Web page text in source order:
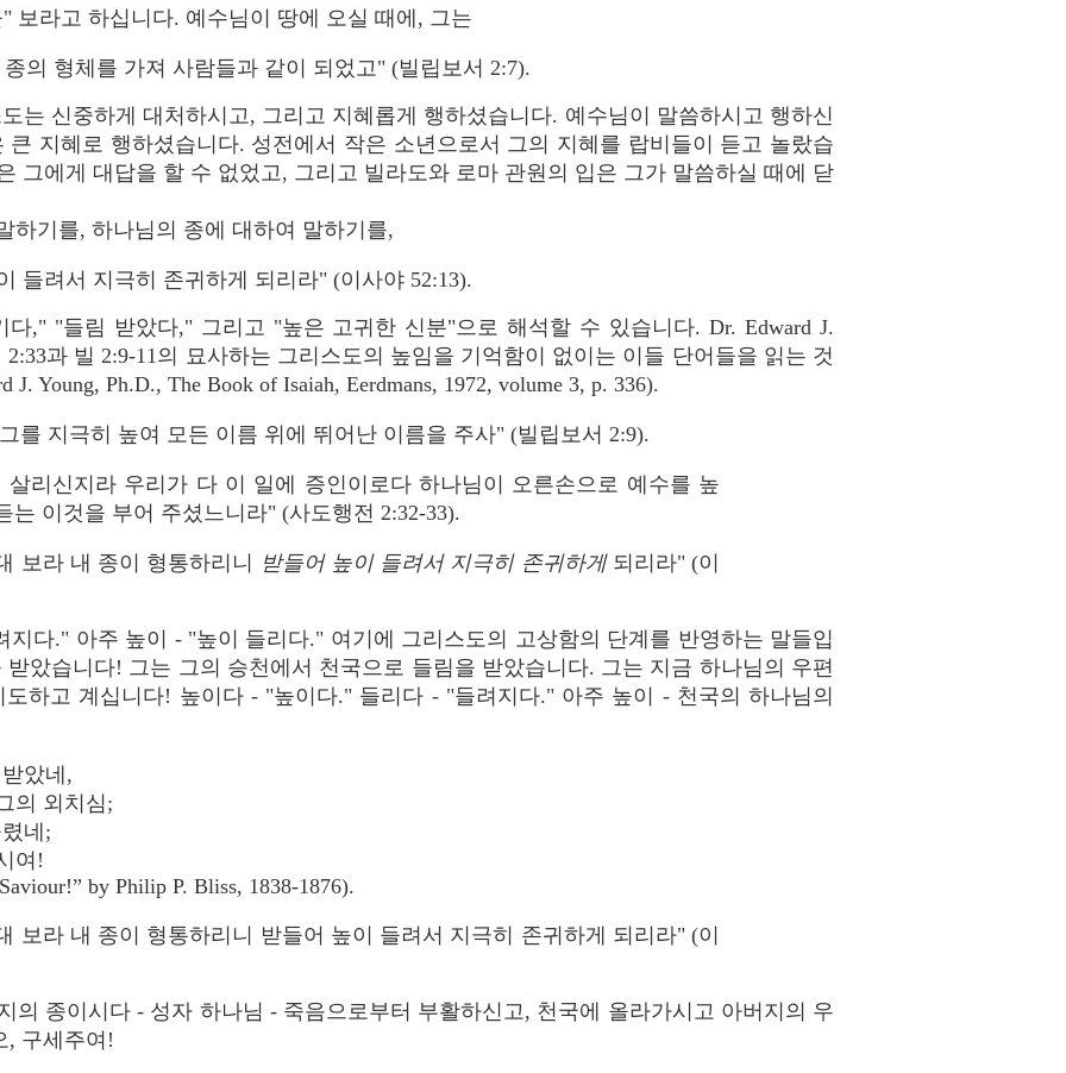
보라고 하십니다. 예수님이 땅에 오실 때에, 그는
의 형체를 가져 사람들과 같이 되었고" (빌립보서 2:7).
는 신중하게 대처하시고, 그리고 지혜롭게 행하셨습니다. 예수님이 말씀하시고 행하신
지혜로 행하셨습니다. 성전에서 작은 소년으로서 그의 지혜를 랍비들이 듣고 놀랐습
그에게 대답을 할 수 없었고, 그리고 빌라도와 로마 관원의 입은 그가 말씀하실 때에 닫
하기를, 하나님의 종에 대하여 말하기를,
들려서 지극히 존귀하게 되리라" (이사야 52:13).
," "들림 받았다," 그리고 "높은 고귀한 신분"으로 해석할 수 있습니다. Dr. Edward J.
과 빌 2:9-11의 묘사하는 그리스도의 높임을 기억함이 없이는 이들 단어들을 읽는 것
Young, Ph.D., The Book of Isaiah, Eerdmans, 1972, volume 3, p. 336).
를 지극히 높여 모든 이름 위에 뛰어난 이름을 주사" (빌립보서 2:9).
리신지라 우리가 다 이 일에 증인이로다 하나님이 오른손으로 예수를 높
는 이것을 부어 주셨느니라" (사도행전 2:32-33).
보라 내 종이 형통하리니 받들어 높이 들려서 지극히 존귀하게되리라" (이
다." 아주 높이 - "높이 들리다." 여기에 그리스도의 고상함의 단계를 반영하는 말들입
았습니다! 그는 그의 승천에서 천국으로 들림을 받았습니다. 그는 지금 하나님의 우편
하고 계십니다! 높이다 - "높이다." 들리다 - "들려지다." 아주 높이 - 천국의 하나님의
았네,
의 외치심;
네;
여!
by Philip P. Bliss, 1838-1876).
보라 내 종이 형통하리니 받들어 높이 들려서 지극히 존귀하게 되리라" (이
의 종이시다 - 성자 하나님 - 죽음으로부터 부활하신고, 천국에 올라가시고 아버지의 우
, 구세주여!